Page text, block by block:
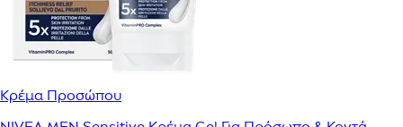
Κρέμα Προσώπου